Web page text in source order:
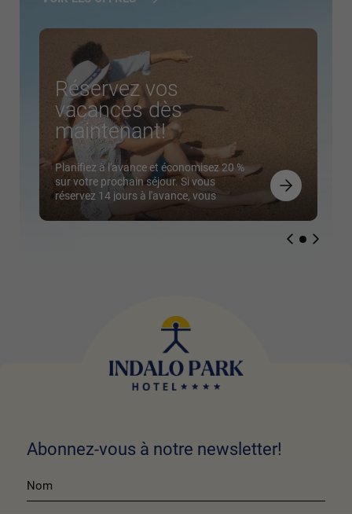
Réservez vos
vacances dès
maintenant!
Planifiez à l'avance et économisez 20 %
sur votre prochain séjour. Si vous
réservez 14 jours à l'avance, vous
pourrez profiter de cette réduction
exclusive. Profitez de cette offre spéciale
Abonnez-vous à notre newsletter!